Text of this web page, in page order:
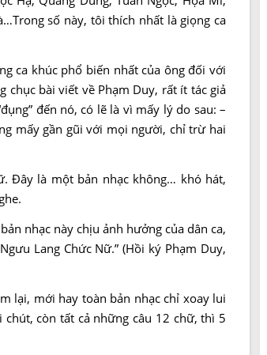
số này, tôi thích nhất là giọng ca
ca khúc phổ biến nhất của ông đối với
chục bài viết về Phạm Duy, rất ít tác giả
đến nó, có lẽ là vì mấy lý do sau: –
mấy gần gũi với mọi người, chỉ trừ hai
Đây là một bản nhạc không… khó hát,
nhạc này chịu ảnh hưởng của dân ca,
Lang Chức Nữ.” (Hồi ký Phạm Duy,
lại, mới hay toàn bản nhạc chỉ xoay lui
còn tất cả những câu 12 chữ, thì 5